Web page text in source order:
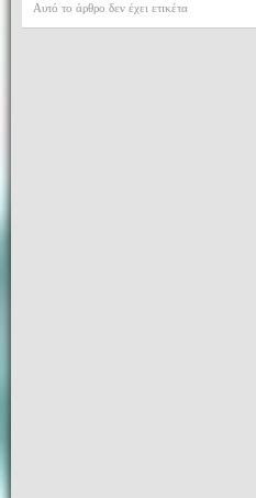
Αυτό το άρθρο δεν έχει ετικέτα